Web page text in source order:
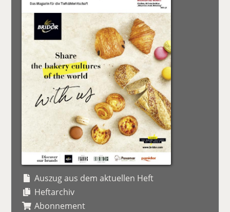
Auszug aus dem aktuellen Heft
Heftarchiv
Abonnement